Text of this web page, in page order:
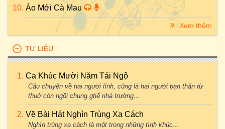
Áo Mới Cà Mau
Xem thêm
TƯ LIỆU
Ca Khúc Mười Năm Tái Ngộ
Câu chuyện về hai người lính, cũng là hai người bạn thân từ
thuở còn ngồi chung ghế nhà trường...
Về Bài Hát Nghìn Trùng Xa Cách
Nghìn trùng xa cách là một trong những tình khúc...